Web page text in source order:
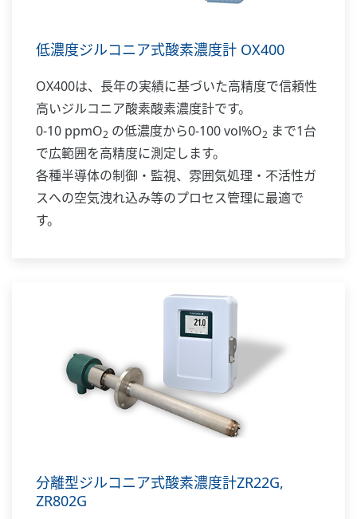
低濃度ジルコニア式酸素濃度計 OX400
OX400は、長年の実績に基づいた高精度で信頼性
高いジルコニア酸素酸素濃度計です。
0-10 ppmO2 の低濃度から0-100 vol%O2 まで1台
で広範囲を高精度に測定します。
各種半導体の制御・監視、雰囲気処理・不活性ガ
スへの空気洩れ込み等のプロセス管理に最適で
す。
分離型ジルコニア式酸素濃度計ZR22G,
ZR802G